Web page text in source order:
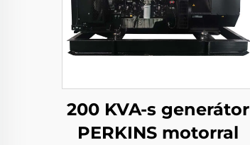
200 KVA-s generátor
PERKINS motorral